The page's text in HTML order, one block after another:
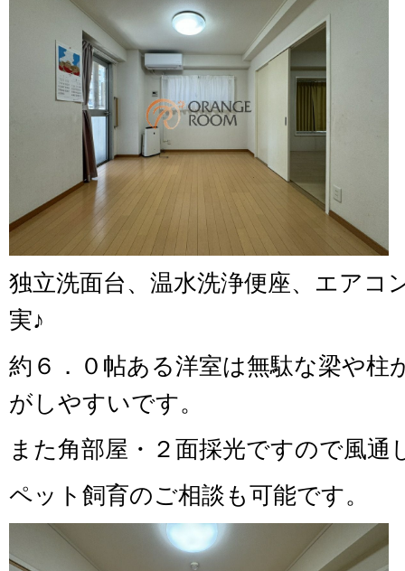
独立洗面台、温水洗浄便座、エアコ
実♪
約６．０帖ある洋室は無駄な梁や柱
がしやすいです。
また角部屋・２面採光ですので風通
ペット飼育のご相談も可能です。